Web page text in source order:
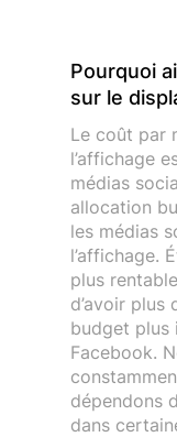
Pourquoi
sur le
Le coût par
l’affichage
médias
allocation
les médias
l’affichage.
plus
d’avoir plus
budget plus
Facebook.
dépendons
dans